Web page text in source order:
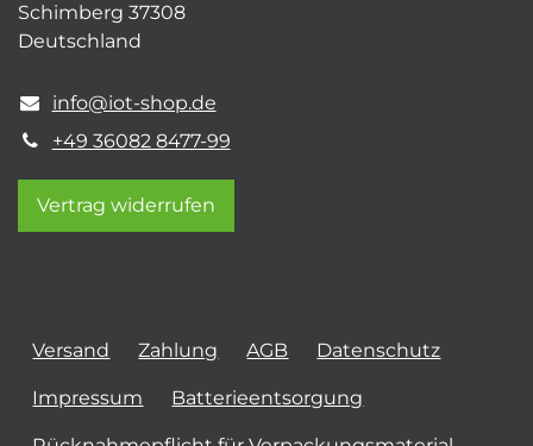
Schimberg 37308
Deutschland
info@iot-shop.de
+49 36082 8477-99
Vertrag widerrufen
Versand Zahlung AGB Datenschutz
Impressum Batterieentsorgung